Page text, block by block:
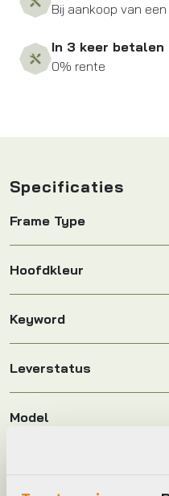
Bij aankoop van
In 3 keer betalen
0% rente
Specificaties
Frame Type
Hoofdkleur
Keyword
Leverstatus
Model